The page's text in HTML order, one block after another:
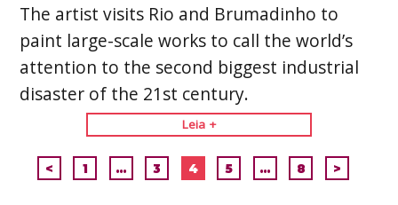
The artist visits Rio and Brumadinho to
paint large-scale works to call the world’s
attention to the second biggest industrial
disaster of the 21st century.
Leia +
< 1 … 3 4 5 … 8 >